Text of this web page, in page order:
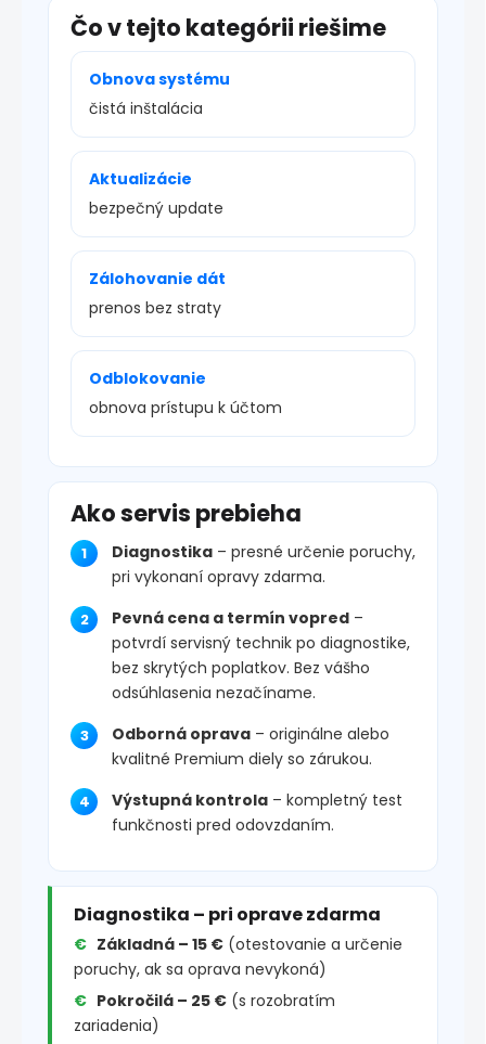
Čo v tejto kategórii riešime
Obnova systému
čistá inštalácia
Aktualizácie
bezpečný update
Zálohovanie dát
prenos bez straty
Odblokovanie
obnova prístupu k účtom
Ako servis prebieha
Diagnostika – presné určenie poruchy,
pri vykonaní opravy zdarma.
Pevná cena a termín vopred –
potvrdí servisný technik po diagnostike,
bez skrytých poplatkov. Bez vášho
odsúhlasenia nezačíname.
Odborná oprava – originálne alebo
kvalitné Premium diely so zárukou.
Výstupná kontrola – kompletný test
funkčnosti pred odovzdaním.
Diagnostika – pri oprave zdarma
Základná – 15 € (otestovanie a určenie
poruchy, ak sa oprava nevykoná)
Pokročilá – 25 € (s rozobratím
zariadenia)